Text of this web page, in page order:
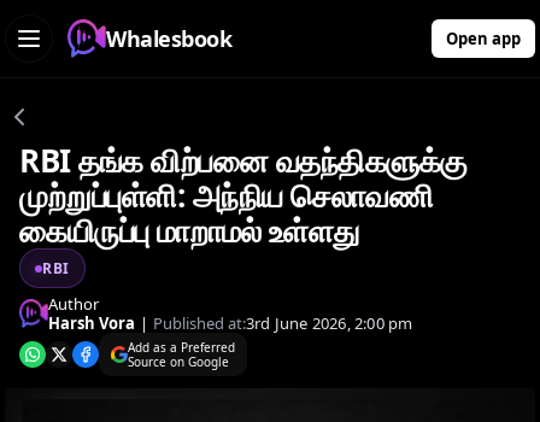
Whalesbook Open app
RBI தங்க விற்பனை வதந்திகளுக்கு
முற்றுப்புள்ளி: அந்நிய செலாவணி
கையிருப்பு மாறாமல் உள்ளது
RBI
Author
Harsh Vora | Published at:3rd June 2026, 2:00 pm
Add as a Preferred
Source on Google